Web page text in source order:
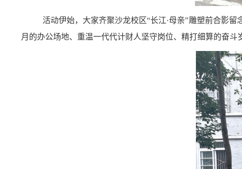
活动伊始，大家齐聚沙龙校区“长江·母亲”雕塑前合影留
月的办公场地、重温一代代计财人坚守岗位、精打细算的奋斗